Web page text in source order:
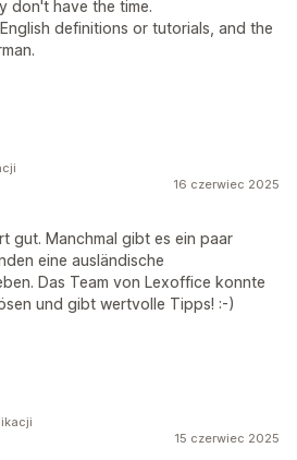
don't have the time.
definitions or tutorials, and the
16 czerwiec 2025
gut. Manchmal gibt es ein paar
eine ausländische
Das Team von Lexoffice konnte
und gibt wertvolle Tipps! :-)
15 czerwiec 2025